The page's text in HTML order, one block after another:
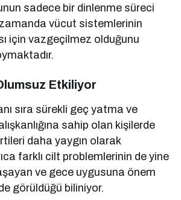
sadece bir dinlenme süreci
zamanda vücut sistemlerinin
için vazgeçilmez olduğunu
Etkiliyor
sıra sürekli geç yatma ve
sahip olan kişilerde
daha yaygın olarak
farklı cilt problemlerinin de yine
ve gece uygusuna önem
görüldüğü biliniyor.